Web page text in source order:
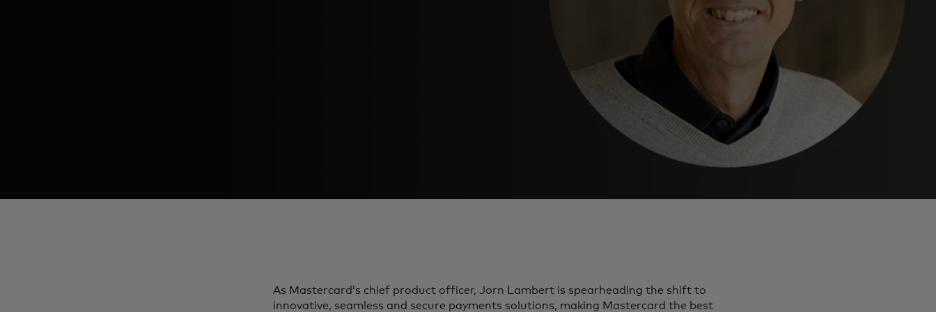
As Mastercard’s chief product officer, Jorn Lambert is spearheading the shift to
innovative, seamless and secure payments solutions, making Mastercard the best